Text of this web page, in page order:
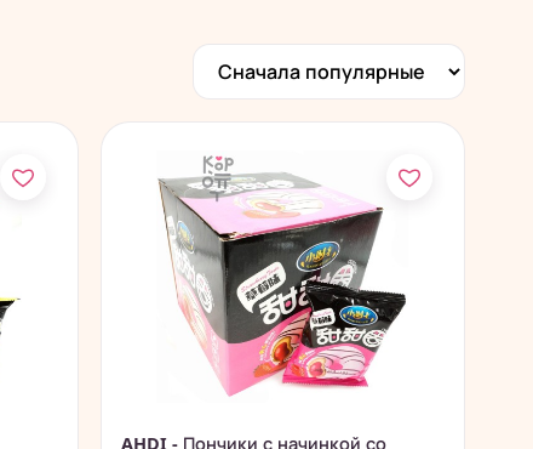
AHDI - Пончики с начинкой со